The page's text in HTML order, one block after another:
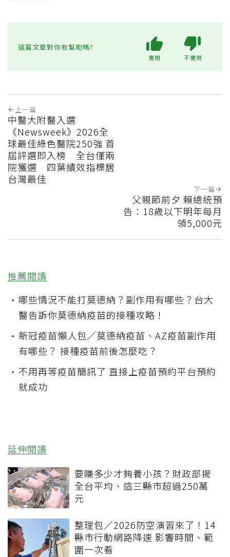
這篇文章對你有幫助嗎?
實用 不實用
上一篇
中醫大附醫入選
《Newsweek》2026全
球最佳綠色醫院250強 首
屆評選即入榜 全台僅兩
院獲選 四葉績效指標居
台灣最佳
下一篇
父親節前夕 賴總統預
告：18歲以下明年每月
領5,000元
推薦閱讀
• 哪些情況不能打莫德納？副作用有哪些？台大
醫告訴你莫德納疫苗的接種攻略！
• 新冠疫苗懶人包／莫德納疫苗、AZ疫苗副作用
有哪些？ 接種疫苗前後怎麼吃？
• 不用再等疫苗簡訊了 直接上疫苗預約平台預約
就成功
延伸閱讀
要賺多少才夠養小孩？財政部揭
全台平均、這三縣市超過250萬
元
整理包／2026防空演習來了！14
縣市行動網路降速 影響時間、範
圍一次看